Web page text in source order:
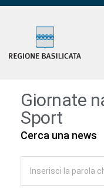
Giornate
Sport
Cerca una news